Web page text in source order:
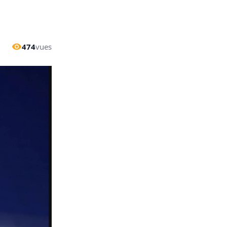
474vues